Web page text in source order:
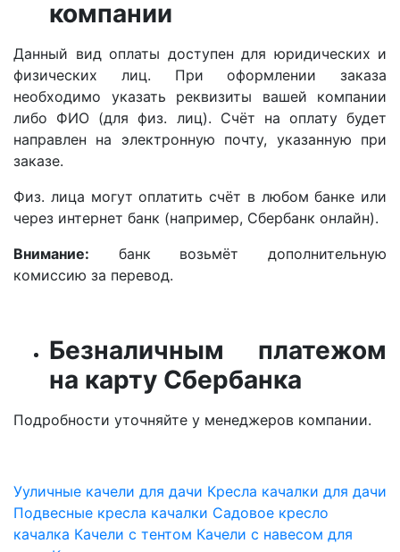
компании
Данный вид оплаты доступен для юридических и
физических лиц. При оформлении заказа
необходимо указать реквизиты вашей компании
либо ФИО (для физ. лиц). Счёт на оплату будет
направлен на электронную почту, указанную при
заказе.
Физ. лица могут оплатить счёт в любом банке или
через интернет банк (например, Сбербанк онлайн).
Внимание: банк возьмёт дополнительную
комиссию за перевод.
Безналичным платежом
на карту Сбербанка
Подробности уточняйте у менеджеров компании.
Ууличные качели для дачи Кресла качалки для дачи
Подвесные кресла качалки Садовое кресло
качалка Качели с тентом Качели с навесом для